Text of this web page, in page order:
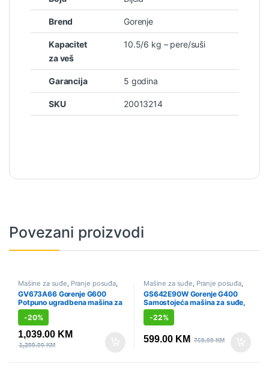
Brend Gorenje
Kapacitet
za veš
10.5/6 kg – pere/suši
Garancija 5 godina
SKU 20013214
Povezani proizvodi
Mašine za suđe Pranje posuđa,
Sniženo, Ugradbene širine 60cm
GV673A66 Gorenje G600
Potpuno ugradbena mašina za
suđe Gorenje, 60 cm
-20%
1,039.00 KM
1,299.00KM
Mašine za suđe Pranje posuđa,
Samostojeće širine 60cm
Sniženo
GS642E90W Gorenje G400
Samostojeća mašina za suđe,
60 cm
-22%
599.00 KM 769.00KM